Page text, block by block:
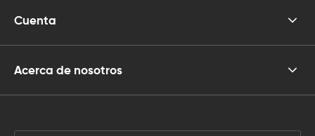
Cuenta
Acerca de nosotros